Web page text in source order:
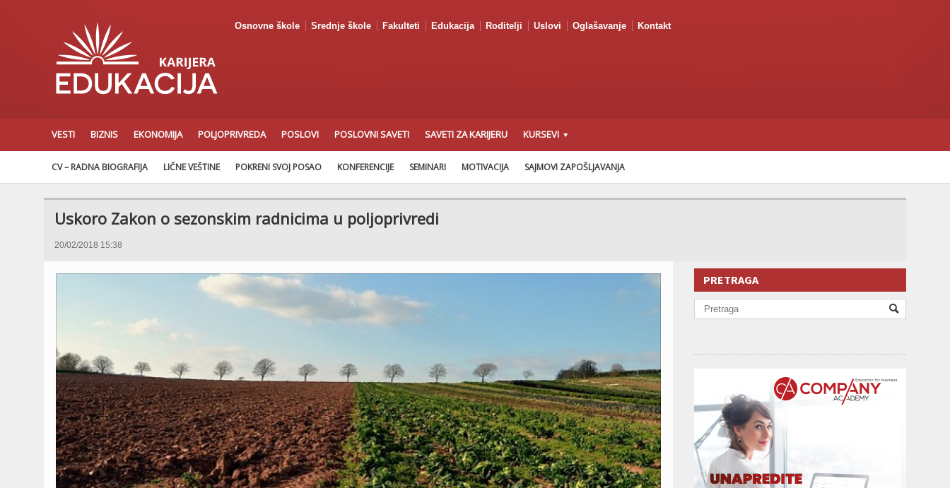
Osnovne škole Srednje škole Fakulteti Edukacija Roditelji Uslovi Oglašavanje Kontakt
VESTI BIZNIS EKONOMIJA POLJOPRIVREDA POSLOVI POSLOVNI SAVETI SAVETI ZA KARIJERU KURSEVI
CV – RADNA BIOGRAFIJA LIČNE VEŠTINE POKRENI SVOJ POSAO KONFERENCIJE SEMINARI MOTIVACIJA SAJMOVI ZAPOŠLJAVANJA
Uskoro Zakon o sezonskim radnicima u poljoprivredi
20/02/2018 15:38
PRETRAGA